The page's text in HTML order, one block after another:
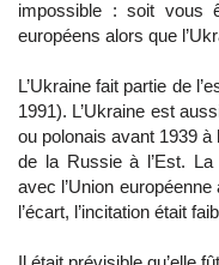
impossible : soit vous
européens alors que
L’Ukraine fait partie de
1991). L’Ukraine est
ou polonais avant 1939 à
de la Russie à l’Est. La
avec l’Union
l’écart, l’incitation était